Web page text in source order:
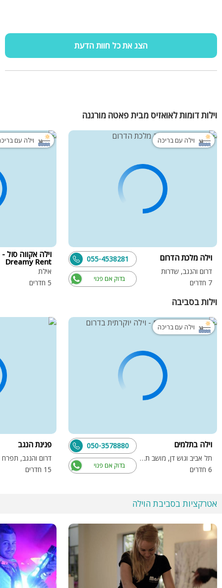
הצג את כל חוות הדעת
וילות דומות לאואזיס מבית פאטה מורגנה
וילה עם בריכה
וילה מלכת הדרום
דרום והנגב, שדרות
7 חדרים
בדוק אם פנוי
055-4538281
וילה עם
וילה אקווה סול -
Dreamy Rent
אילת
5 חדרים
וילות בסביבה
וילה עם בריכה
וילה בתלמים
תל אביב וגוש דן, מושב תלמים
6 חדרים
בדוק אם פנוי
050-3578880 פנינת הנגב
דרום והנגב, תפרח
15 חדרים
אטרקציות בסביבת הוילה